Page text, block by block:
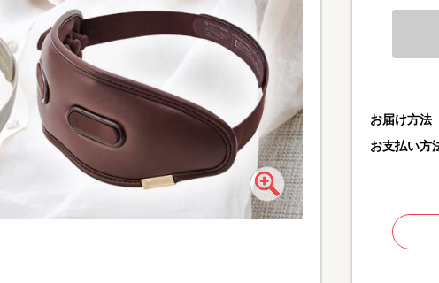
計14個の突起が目もと
指で目元を優しくタッ
お届け方法
お支払い方